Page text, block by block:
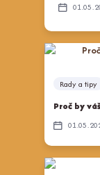
01 05
01 05
Rady a tipy
Proč by